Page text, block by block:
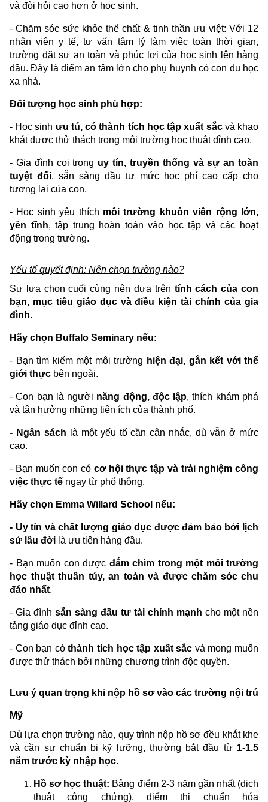
và đòi hỏi cao hơn ở học sinh.
- Chăm sóc sức khỏe thể chất & tinh thần ưu việt: Với 12
nhân viên y tế, tư vấn tâm lý làm việc toàn thời gian,
trường đặt sự an toàn và phúc lợi của học sinh lên hàng
đầu. Đây là điểm an tâm lớn cho phụ huynh có con du học
xa nhà.
Đối tượng học sinh phù hợp:
- Học sinh ưu tú, có thành tích học tập xuất sắcvà khao
khát được thử thách trong môi trường học thuật đỉnh cao.
- Gia đình coi trọng uy tín, truyền thống và sự an toàn
tuyệt đối, sẵn sàng đầu tư mức học phí cao cấp cho
tương lai của con.
- Học sinh yêu thích môi trường khuôn viên rộng lớn,
yên tĩnh, tập trung hoàn toàn vào học tập và các hoạt
động trong trường.
Yếu tố quyết định: Nên chọn trường nào?
Sự lựa chọn cuối cùng nên dựa trên tính cách của con
bạn, mục tiêu giáo dục và điều kiện tài chính của gia
đình.
Hãy chọn Buffalo Seminary nếu:
- Bạn tìm kiếm một môi trường hiện đại, gắn kết với thế
giới thực bên ngoài.
- Con bạn là người năng động, độc lập, thích khám phá
và tận hưởng những tiện ích của thành phố.
- Ngân sách là một yếu tố cần cân nhắc, dù vẫn ở mức
cao.
- Bạn muốn con có cơ hội thực tập và trải nghiệm công
việc thực tế ngay từ phổ thông.
Hãy chọn Emma Willard School nếu:
- Uy tín và chất lượng giáo dục được đảm bảo bởi lịch
sử lâu đời là ưu tiên hàng đầu.
- Bạn muốn con được đắm chìm trong một môi trường
học thuật thuần túy, an toàn và được chăm sóc chu
đáo nhất.
- Gia đình sẵn sàng đầu tư tài chính mạnh cho một nền
tảng giáo dục đỉnh cao.
- Con bạn cóthành tích học tập xuất sắc và mong muốn
được thử thách bởi những chương trình độc quyền.
Lưu ý quan trọng khi nộp hồ sơ vào các trường nội trú
Mỹ
Dù lựa chọn trường nào, quy trình nộp hồ sơ đều khắt khe
và cần sự chuẩn bị kỹ lưỡng, thường bắt đầu từ 1-1.5
năm trước kỳ nhập học.
Hồ sơ học thuật: Bảng điểm 2-3 năm gần nhất (dịch
thuật công chứng), điểm thi chuẩn hóa